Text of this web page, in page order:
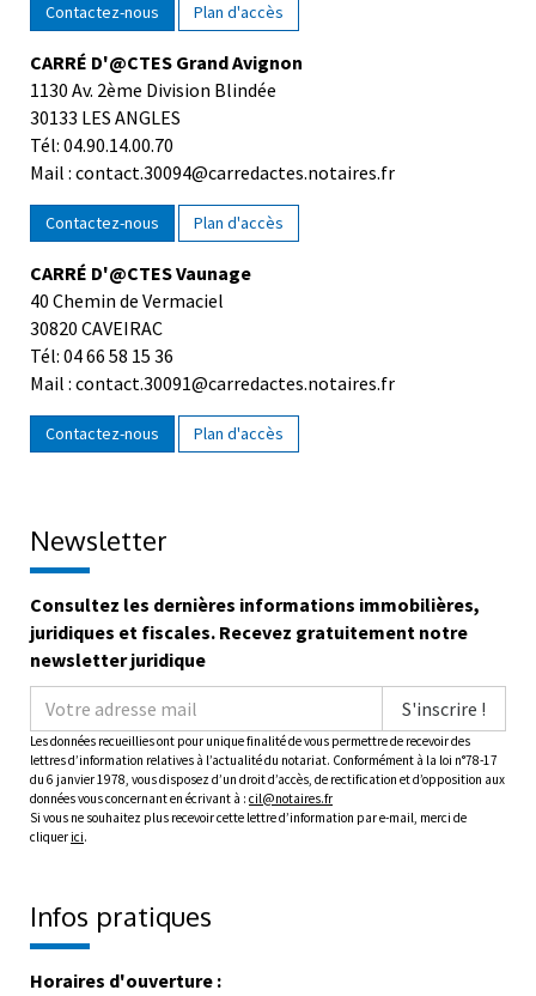
Contactez-nous Plan d'accès
CARRÉ D'@CTES Grand Avignon
1130 Av. 2ème Division Blindée
30133 LES ANGLES
Tél: 04.90.14.00.70
Mail : contact.30094@carredactes.notaires.fr
Contactez-nous Plan d'accès
CARRÉ D'@CTES Vaunage
40 Chemin de Vermaciel
30820 CAVEIRAC
Tél: 04 66 58 15 36
Mail : contact.30091@carredactes.notaires.fr
Contactez-nous Plan d'accès
Newsletter
Consultez les dernières informations immobilières,
juridiques et fiscales. Recevez gratuitement notre
newsletter juridique
S'inscrire !
Les données recueillies ont pour unique finalité de vous permettre de recevoir des
lettres d’information relatives à l’actualité du notariat. Conformément à la loi n°78-17
du 6 janvier 1978, vous disposez d’un droit d’accès, de rectification et d’opposition aux
données vous concernant en écrivant à : cil@notaires.fr
Si vous ne souhaitez plus recevoir cette lettre d’information par e-mail, merci de
cliquer ici.
Infos pratiques
Horaires d'ouverture :